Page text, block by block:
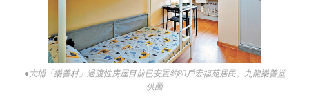
●大埔「樂善村」過渡性房屋目前已安置約80戶宏福苑居民。九龍樂善堂
供圖